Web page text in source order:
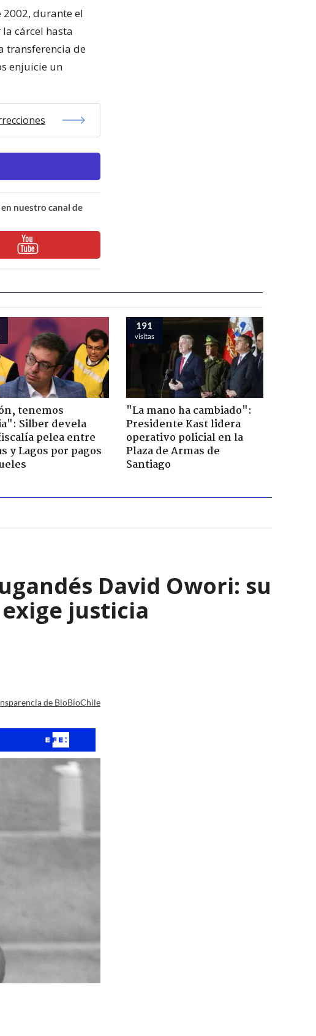
durante el
cárcel hasta
transferencia de
enjuicie un
nuestro canal de
tenemos
Silber devela
pelea entre
y Lagos por pagos
191
visitas
"La mano ha cambiado":
Presidente Kast lidera
operativo policial en la
Plaza de Armas de
Santiago
David Owori: su
justicia
de BioBioChile